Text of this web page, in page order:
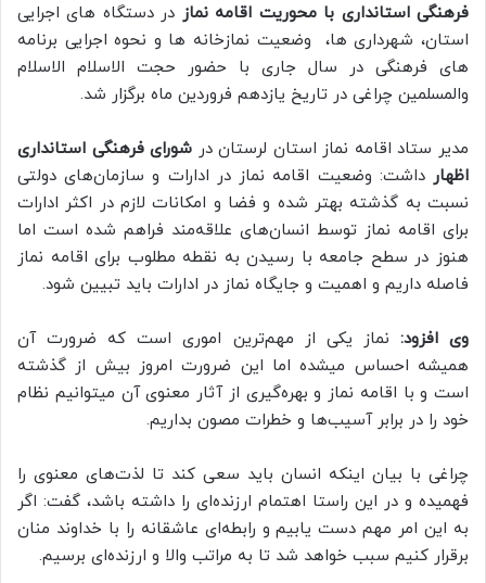
فرهنگی استانداری با محوریت اقامه نماز در دستگاه های اجرایی
استان، شهرداری ها، وضعیت نمازخانه ها و نحوه اجرایی برنامه
های فرهنگی در سال جاری با حضور حجت الاسلام الاسلام
والمسلمین چراغی در تاریخ یازدهم فروردین ماه برگزار شد.
مدیر ستاد اقامه نماز استان لرستان در شورای فرهنگی استانداری
اظهارداشت: وضعیت اقامه نماز در ادارات و سازمان‌های دولتی
نسبت به گذشته بهتر شده و فضا و امکانات لازم در اکثر ادارات
برای اقامه نماز توسط انسان‌های علاقه‌مند فراهم شده است اما
هنوز در سطح جامعه با رسیدن به نقطه مطلوب برای اقامه نماز
فاصله داریم و اهمیت و جایگاه نماز در ادارات باید تبیین شود.
وی افزود: نماز یکی از مهم‌ترین اموری است که ضرورت آن
همیشه احساس می‎شده اما این ضرورت امروز بیش از گذشته
است و با اقامه نماز و بهره‌گیری از آثار معنوی آن می‎توانیم نظام
خود را در برابر آسیب‌ها و خطرات مصون بداریم.
چراغی با بیان اینکه انسان باید سعی کند تا لذت‌های معنوی را
فهمیده و در این راستا اهتمام ارزنده‌ای را داشته باشد، گفت: اگر
به این امر مهم دست یابیم و رابطه‌ای عاشقانه را با خداوند منان
برقرار کنیم سبب خواهد شد تا به مراتب والا و ارزنده‌ای برسیم.